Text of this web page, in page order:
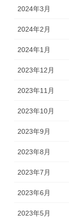
2024年3月
2024年2月
2024年1月
2023年12月
2023年11月
2023年10月
2023年9月
2023年8月
2023年7月
2023年6月
2023年5月